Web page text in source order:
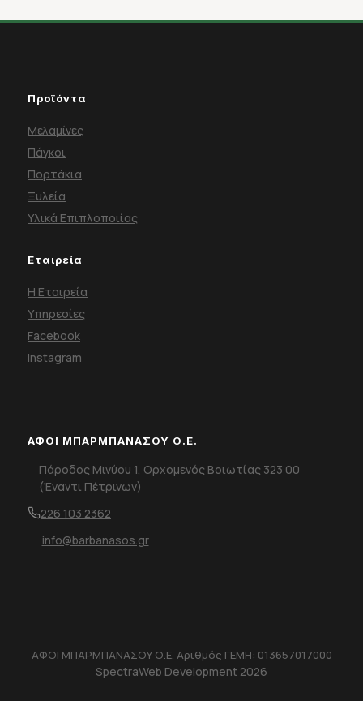
Προϊόντα
Μελαμίνες
Πάγκοι
Πορτάκια
Ξυλεία
Υλικά Επιπλοποιίας
Εταιρεία
Η Εταιρεία
Υπηρεσίες
Facebook
Instagram
ΑΦΟΙ ΜΠΑΡΜΠΑΝΑΣΟΥ Ο.Ε.
Πάροδος Μινύου 1, Ορχομενός Βοιωτίας 323 00
(Έναντι Πέτρινων)
226 103 2362
info@barbanasos.gr
ΑΦΟΙ ΜΠΑΡΜΠΑΝΑΣΟΥ Ο.Ε. Αριθμός ΓΕΜΗ: 013657017000
SpectraWeb Development 2026